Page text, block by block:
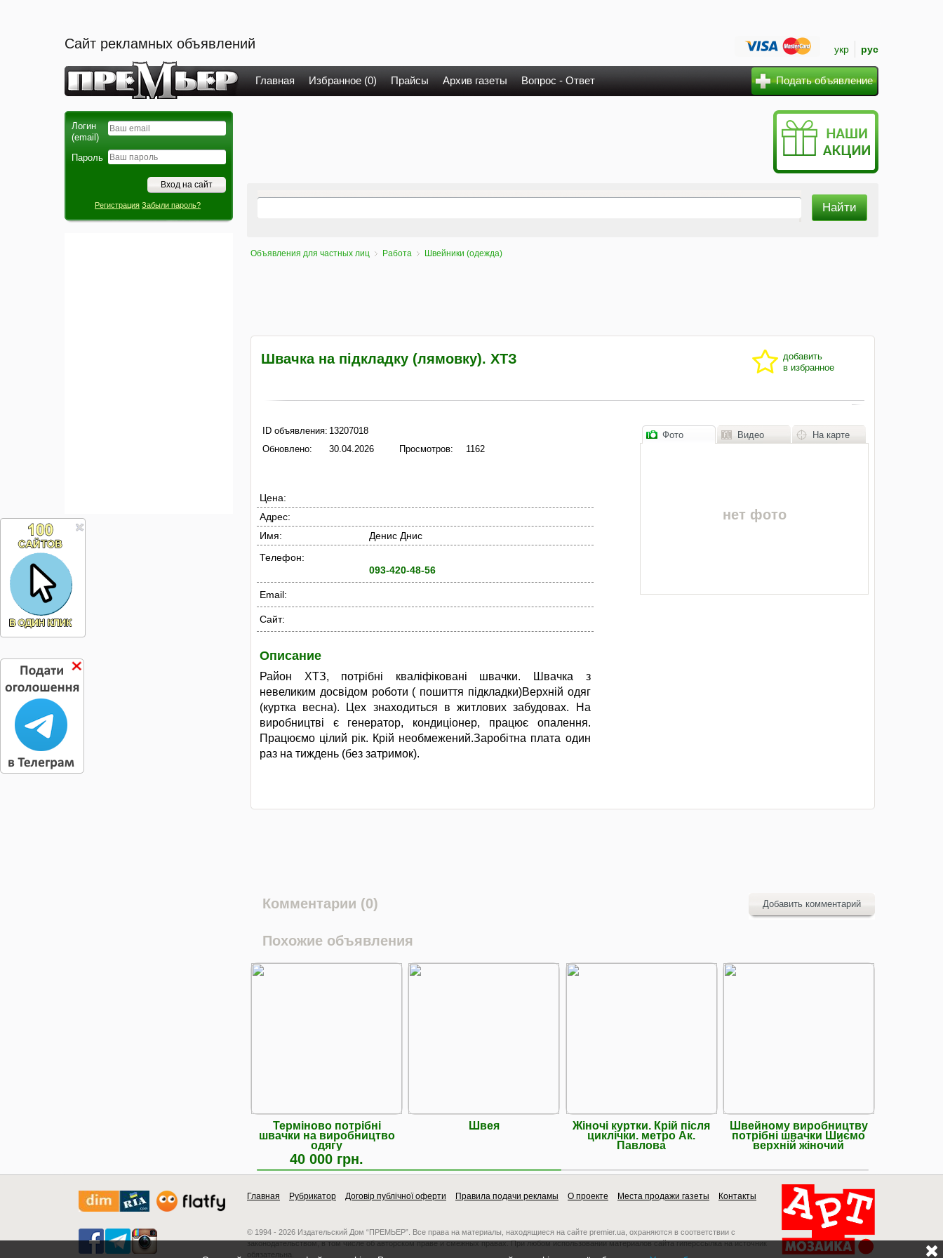
Сайт рекламных объявлений укр рус
Главная Избранное (0) Прайсы Архив газеты Вопрос - Ответ Подать объявление
Логин
(email)
Пароль
Регистрация Забыли пароль?
Объявления для частных лиц Работа Швейники (одежда)
Швачка на підкладку (лямовку). ХТЗ
добавить
в избранное
ID объявления: 13207018
Обновлено:
30.04.2026 Просмотров: 1162
Цена:
Адрес:
Имя:
Денис Днис
Телефон:
093-420-48-56
Email:
Сайт:
Описание
Район ХТЗ, потрібні кваліфіковані швачки. Швачка з
невеликим досвідом роботи ( пошиття підкладки)Верхній одяг
(куртка весна). Цех знаходиться в житлових забудовах. На
виробництві є генератор, кондиціонер, працює опалення.
Працюємо цілий рік. Крій необмежений.Заробітна плата один
раз на тиждень (без затримок).
Фото Видео На карте
нет фото
Комментарии (0) Добавить комментарий
Похожие объявления
Терміново потрібні
швачки на виробництво
одягу
40 000 грн.
Швея
Жіночі куртки. Крій після
циклічки. метро Ак.
Павлова
Швейному виробництву
потрібні швачки Шиємо
верхній жіночий
Главная Рубрикатор Договір публічної оферти Правила подачи рекламы О проекте Места продажи газеты Контакты
© 1994 - 2026 Издательский Дом “ПРЕМЬЕР”. Все права на материалы, находящиеся на сайте premier.ua, охраняются в соответствии с
законодательством, в том числе об авторском праве и смежных правах. При любом использовании материалов сайта гиперссылка на источник
обязательна.